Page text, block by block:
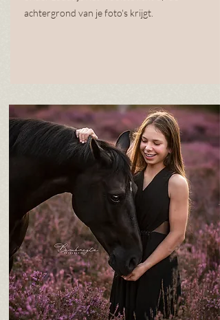
achtergrond van je foto's krijgt.